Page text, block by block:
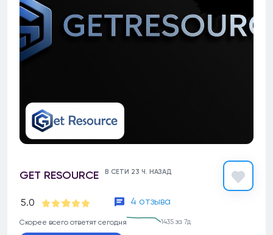
GET RESOURCE В СЕТИ 23 Ч. НАЗАД
5.0 4 отзыва
Скорее всего ответят сегодня 1435 за 7д